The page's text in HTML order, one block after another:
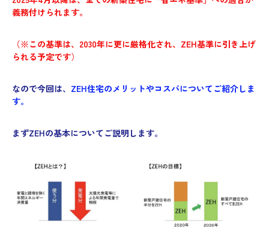
義務付けられます。
（※この基準は、2030年に更に厳格化され、ZEH基準に引き上げ
られる予定です）
なので今回は、 ZEH住宅のメリットやコスパについてご紹介しま
す。
まずZEHの基本についてご説明します。